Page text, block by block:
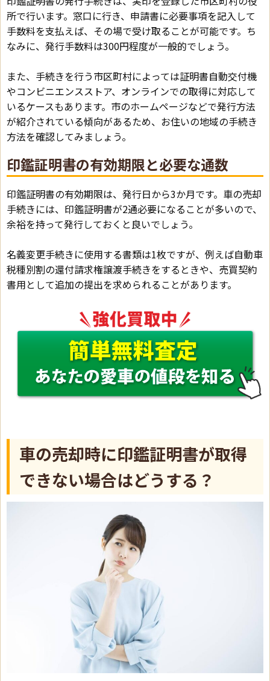
所で行います。窓口に行き、申請書に必要事項を記入して
手数料を支払えば、その場で受け取ることが可能です。ち
なみに、発行手数料は300円程度が一般的でしょう。
また、手続きを行う市区町村によっては証明書自動交付機
やコンビニエンスストア、オンラインでの取得に対応して
いるケースもあります。市のホームページなどで発行方法
が紹介されている傾向があるため、お住いの地域の手続き
方法を確認してみましょう。
印鑑証明書の有効期限と必要な通数
印鑑証明書の有効期限は、発行日から3か月です。車の売却
手続きには、印鑑証明書が2通必要になることが多いので、
余裕を持って発行しておくと良いでしょう。
名義変更手続きに使用する書類は1枚ですが、例えば自動車
税種別割の還付請求権譲渡手続きをするときや、売買契約
書用として追加の提出を求められることがあります。
車の売却時に印鑑証明書が取得
できない場合はどうする？